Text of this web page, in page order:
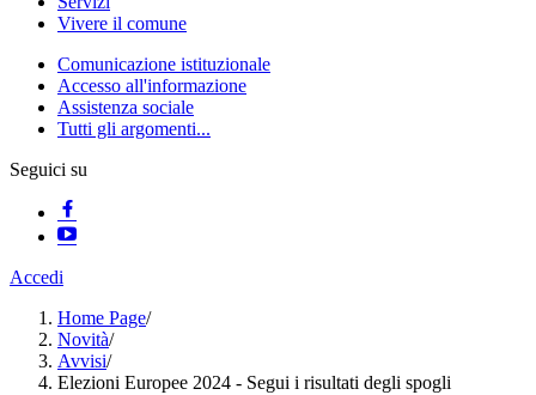
Vivere il comune
Comunicazione istituzionale
Accesso all'informazione
Assistenza sociale
Tutti gli argomenti...
Seguici su
Accedi
Home Page/
Novità/
Avvisi/
Elezioni Europee 2024 - Segui i risultati degli spogli